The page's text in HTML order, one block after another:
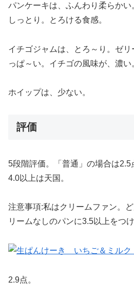
パンケーキは、ふんわり柔らかい
しっとり。とろける食感。
イチゴジャムは、とろ～り。ゼ
っぱ～い。イチゴの風味が、濃い
ホイップは、少ない。
評価
5段階評価。「普通」の場合は2.5
4.0以上は天国。
注意事項:私はクリームファン。
リームなしのパンに3.5以上をつ
2.9点。